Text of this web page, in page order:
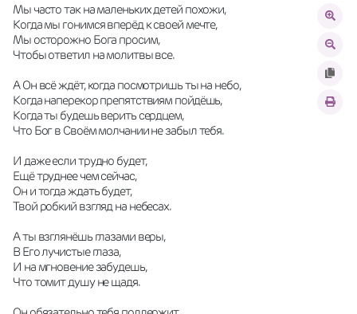
Мы часто так на маленьких детей похожи,
Когда мы гонимся вперёд к своей мечте,
Мы осторожно Бога просим,
Чтобы ответил на молитвы все.
А Он всё ждёт, когда посмотришь ты на небо,
Когда наперекор препятствиям пойдёшь,
Когда ты будешь верить сердцем,
Что Бог в Своём молчании не забыл тебя.
И даже если трудно будет,
Ещё труднее чем сейчас,
Он и тогда ждать будет,
Твой робкий взгляд на небесах.
А ты взглянёшь глазами веры,
В Его лучистые глаза,
И на мгновение забудешь,
Что томит душу не щадя.